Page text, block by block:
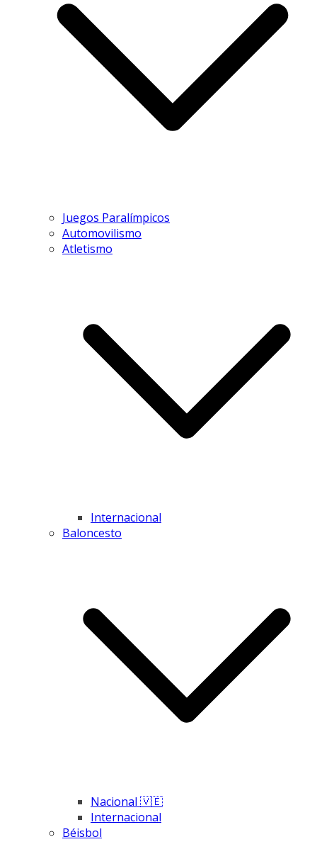
Juegos Paralímpicos
Automovilismo
Atletismo
Internacional
Baloncesto
Nacional 🇻🇪
Internacional
Béisbol